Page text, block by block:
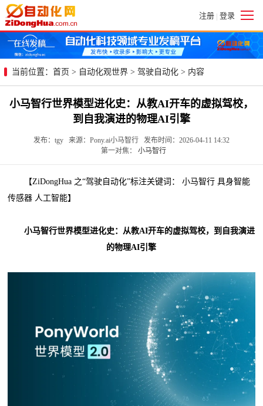
注册 | 登录
当前位置： 首页 > 自动化观世界 > 驾驶自动化 > 内容
小马智行世界模型进化史：从教AI开车的虚拟驾校，
到自我演进的物理AI引擎
发布：tgy 来源：Pony.ai小马智行 发布时间：2026-04-11 14:32
第一对焦： 小马智行
【ZiDongHua 之“驾驶自动化”标注关键词： 小马智行 具身智能
传感器 人工智能】
小马智行世界模型进化史：从教AI开车的虚拟驾校，到自我演进
的物理AI引擎